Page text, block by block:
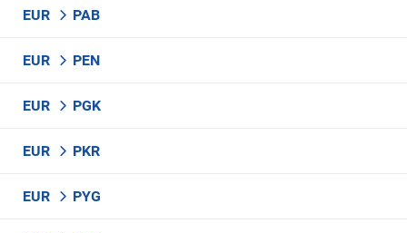
EUR PAB
EUR PEN
EUR PGK
EUR PKR
EUR PYG